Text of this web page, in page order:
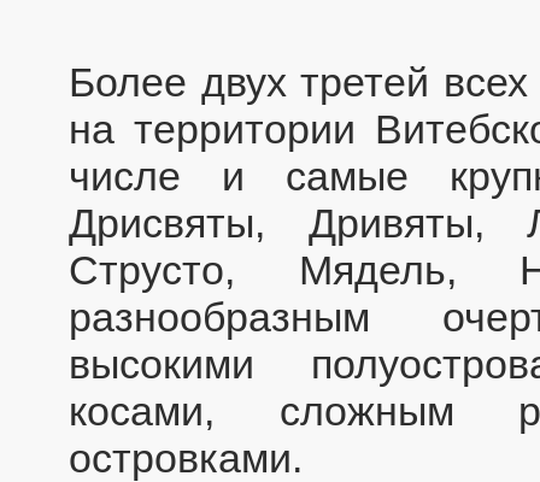
Более двух третей
на территории
числе и самые
Дрисвяты, Дривяты,
Струсто, Мядель,
разнообразным
высокими
косами, сложным
островками.